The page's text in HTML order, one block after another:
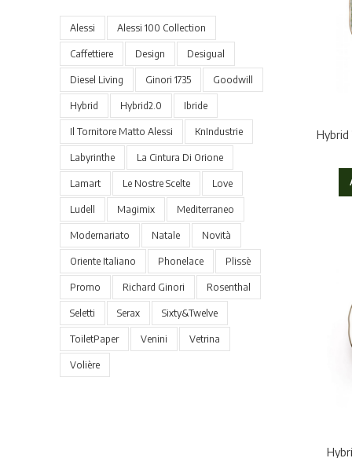
Alessi Alessi 100 Collection
Caffettiere Design Desigual
Diesel Living Ginori 1735 Goodwill
Hybrid Hybrid2.0 Ibride
Il Tornitore Matto Alessi KnIndustrie
Labyrinthe La Cintura Di Orione
Lamart Le Nostre Scelte Love
Ludell Magimix Mediterraneo
Modernariato Natale Novità
Oriente Italiano Phonelace Plissè
Promo Richard Ginori Rosenthal
Seletti Serax Sixty&Twelve
ToiletPaper Venini Vetrina
Volière